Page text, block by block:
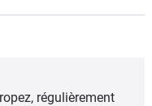
régulièrement